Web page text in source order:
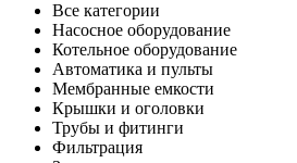
Все категории
Насосное оборудование
Котельное оборудование
Автоматика и пульты
Мембранные емкости
Крышки и оголовки
Трубы и фитинги
Фильтрация